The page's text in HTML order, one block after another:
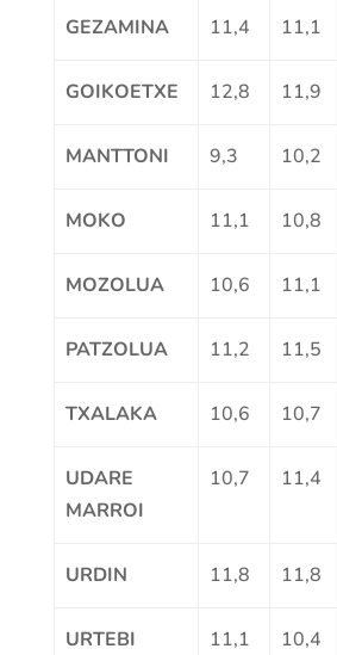
GEZAMINA 11,4 11,1
GOIKOETXE 12,8 11,9
MANTTONI 9,3 10,2
MOKO 11,1 10,8
MOZOLUA 10,6 11,1
PATZOLUA 11,2 11,5
TXALAKA 10,6 10,7
UDARE
MARROI
10,7 11,4
URDIN 11,8 11,8
URTEBI
11,1 10,4